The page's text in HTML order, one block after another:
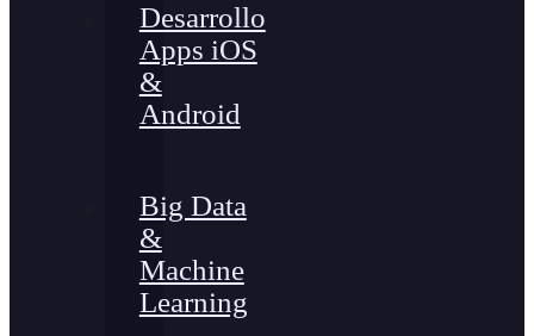
Desarrollo
Apps iOS
&
Android
Big Data
&
Machine
Learning